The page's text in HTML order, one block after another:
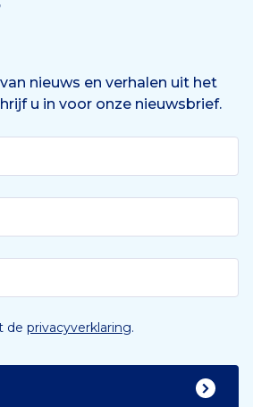
nieuws en verhalen uit het
u in voor onze nieuwsbrief.
de privacyverklaring.